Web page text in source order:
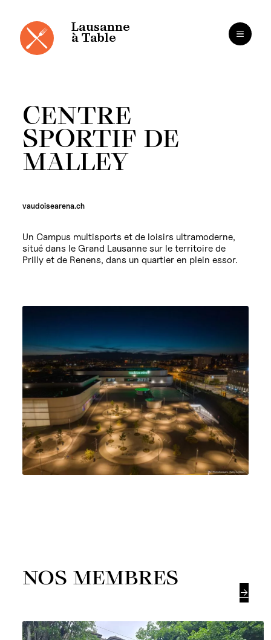
contenu
Lausanne
à Table
CENTRE
SPORTIF DE
MALLEY
vaudoisearena.ch
Un Campus multisports et de loisirs ultramoderne,
situé dans le Grand Lausanne sur le territoire de
Prilly et de Renens, dans un quartier en plein essor.
NOS MEMBRES
